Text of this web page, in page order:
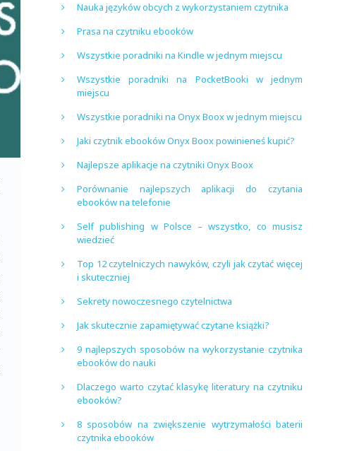
Nauka języków obcych z wykorzystaniem czytnika
Prasa na czytniku ebooków
Wszystkie poradniki na Kindle w jednym miejscu
Wszystkie poradniki na PocketBooki w jednym
miejscu
Wszystkie poradniki na Onyx Boox w jednym miejscu
Jaki czytnik ebooków Onyx Boox powinieneś kupić?
Najlepsze aplikacje na czytniki Onyx Boox
Porównanie najlepszych aplikacji do czytania
ebooków na telefonie
Self publishing w Polsce – wszystko, co musisz
wiedzieć
Top 12 czytelniczych nawyków, czyli jak czytać więcej
i skuteczniej
Sekrety nowoczesnego czytelnictwa
Jak skutecznie zapamiętywać czytane książki?
9 najlepszych sposobów na wykorzystanie czytnika
ebooków do nauki
Dlaczego warto czytać klasykę literatury na czytniku
ebooków?
8 sposobów na zwiększenie wytrzymałości baterii
czytnika ebooków